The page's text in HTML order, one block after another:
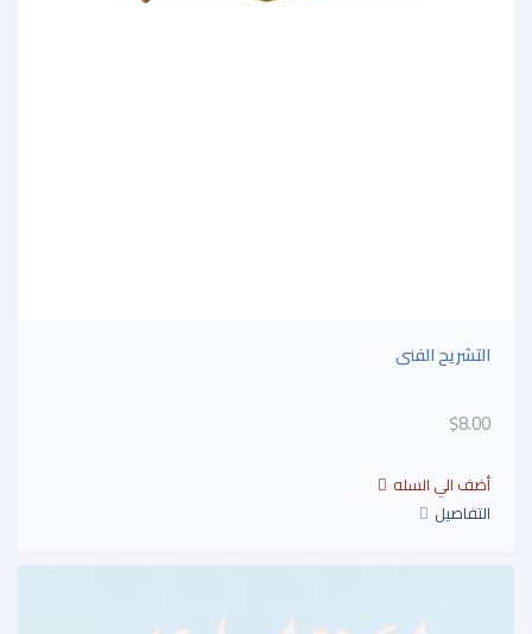
التشريح الفنى
$8.00
التفاصيل